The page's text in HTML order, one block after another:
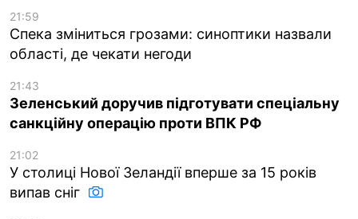
21:59
Спека зміниться грозами: синоптики назвали
області, де чекати негоди
21:43
Зеленський доручив підготувати спеціальну
санкційну операцію проти ВПК РФ
21:02
У столиці Нової Зеландії вперше за 15 років
випав сніг